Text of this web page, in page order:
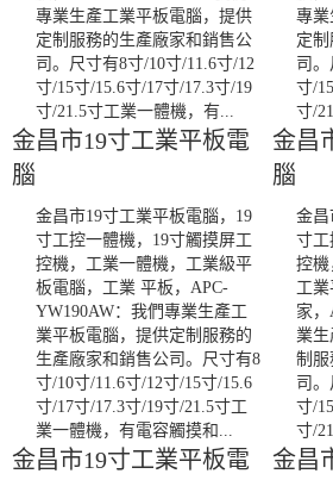
專業生產工業平板電腦，提供
定制服務的生產廠家和銷售公
司。尺寸有8寸/10寸/11.6寸/12
寸/15寸/15.6寸/17寸/17.3寸/19
寸/21.5寸工業一體機，有...
金昌市19寸工業平板電
腦
專業
定
司。
寸/
寸/
金昌
腦
金昌市19寸工業平板電腦，19
寸工控一體機，19寸觸摸屏工
控機，工業一體機，工業級平
板電腦，工業 平板，APC-
YW190AW：我們專業生產工
業平板電腦，提供定制服務的
生產廠家和銷售公司。尺寸有8
寸/10寸/11.6寸/12寸/15寸/15.6
寸/17寸/17.3寸/19寸/21.5寸工
業一體機，有電容觸摸和...
金昌市19寸工業平板電
金昌
寸工
控機
工
家，
業
制服
司。
寸/
寸/
金昌